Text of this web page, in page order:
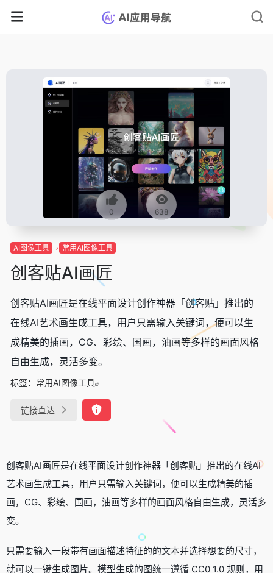
0 638
AI图像工具 常用AI图像工具
创客贴AI画匠
创客贴AI画匠是在线平面设计创作神器「创客贴」推出的
在线AI艺术画生成工具，用户只需输入关键词，便可以生
成精美的插画，CG、彩绘、国画，油画等多样的画面风格
自由生成，灵活多变。
标签： 常用AI图像工具
链接直达
创客贴AI画匠是在线平面设计创作神器「创客贴」推出的在线AI
艺术画生成工具，用户只需输入关键词，便可以生成精美的插
画，CG、彩绘、国画，油画等多样的画面风格自由生成，灵活多
变。
只需要输入一段带有画面描述特征的的文本并选择想要的尺寸，
就可以一键生成图片。模型生成的图统一遵循 CC0 1.0 规则，用